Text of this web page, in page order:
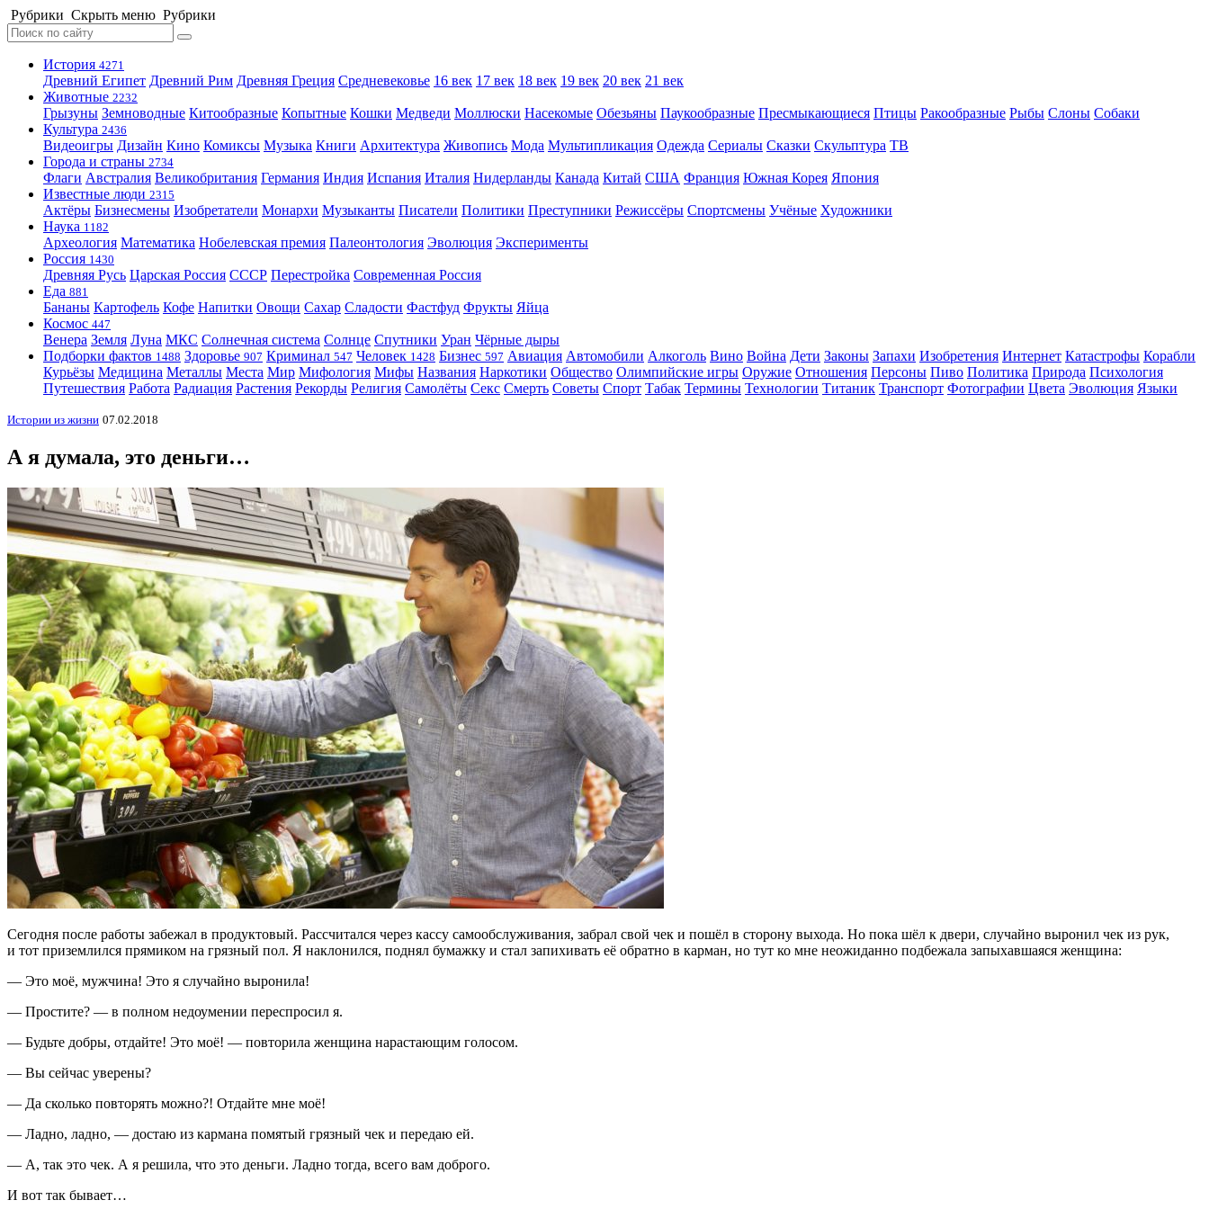
Рубрики Скрыть меню Рубрики
История 4271
Древний Египет Древний Рим Древняя Греция Средневековье 16 век 17 век 18 век 19 век 20 век 21 век
Животные 2232
Грызуны Земноводные Китообразные Копытные Кошки Медведи Моллюски Насекомые Обезьяны Паукообразные Пресмыкающиеся Птицы Ракообразные Рыбы Слоны Собаки
Культура 2436
Видеоигры Дизайн Кино Комиксы Музыка Книги Архитектура Живопись Мода Мультипликация Одежда Сериалы Сказки Скульптура ТВ
Города и страны 2734
Флаги Австралия Великобритания Германия Индия Испания Италия Нидерланды Канада Китай США Франция Южная Корея Япония
Известные люди 2315
Актёры Бизнесмены Изобретатели Монархи Музыканты Писатели Политики Преступники Режиссёры Спортсмены Учёные Художники
Наука 1182
Археология Математика Нобелевская премия Палеонтология Эволюция Эксперименты
Россия 1430
Древняя Русь Царская Россия СССР Перестройка Современная Россия
Еда 881
Бананы Картофель Кофе Напитки Овощи Сахар Сладости Фастфуд Фрукты Яйца
Космос 447
Венера Земля Луна МКС Солнечная система Солнце Спутники Уран Чёрные дыры
Подборки фактов 1488 Здоровье 907 Криминал 547 Человек 1428 Бизнес 597 Авиация Автомобили Алкоголь Вино Война Дети Законы Запахи Изобретения Интернет Катастрофы Корабли
Курьёзы Медицина Металлы Места Мир Мифология Мифы Названия Наркотики Общество Олимпийские игры Оружие Отношения Персоны Пиво Политика Природа Психология
Путешествия Работа Радиация Растения Рекорды Религия Самолёты Секс Смерть Советы Спорт Табак Термины Технологии Титаник Транспорт Фотографии Цвета Эволюция Языки
Истории из жизни 07.02.2018
А я думала, это деньги…
Сегодня после работы забежал в продуктовый. Рассчитался через кассу самообслуживания, забрал свой чек и пошёл в сторону выхода. Но пока шёл к двери, случайно выронил чек из рук,
и тот приземлился прямиком на грязный пол. Я наклонился, поднял бумажку и стал запихивать её обратно в карман, но тут ко мне неожиданно подбежала запыхавшаяся женщина:
— Это моё, мужчина! Это я случайно выронила!
— Простите? — в полном недоумении переспросил я.
— Будьте добры, отдайте! Это моё! — повторила женщина нарастающим голосом.
— Вы сейчас уверены?
— Да сколько повторять можно?! Отдайте мне моё!
— Ладно, ладно, — достаю из кармана помятый грязный чек и передаю ей.
— А, так это чек. А я решила, что это деньги. Ладно тогда, всего вам доброго.
И вот так бывает…